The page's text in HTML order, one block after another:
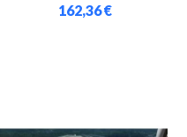
162,36 €